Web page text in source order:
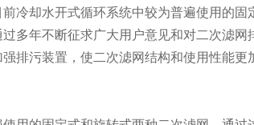
冷却水开式循环系统中较为普遍使用的
多年不断征求广大用户意见和对二次滤
排污装置，使二次滤网结构和使用性能